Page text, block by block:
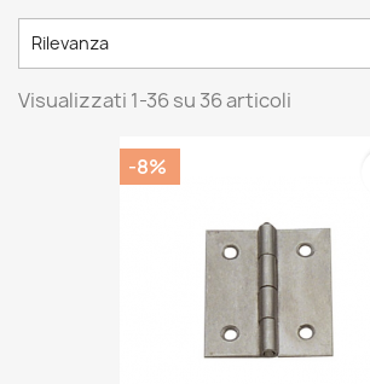
Rilevanza
Visualizzati 1-36 su 36 articoli
-8%